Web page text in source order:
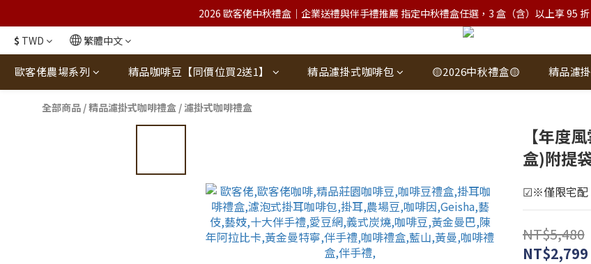
2026 歐客佬中秋禮盒｜企業送禮與伴手禮推薦 指定中秋禮盒任選，3 盒（含）以上享 95
$ TWD 繁體中文
歐客佬農場系列 精品咖啡豆【同價位買2送1】 精品濾掛式咖啡包 🟡2026中秋禮盒🟡 精品濾
全部商品 /精品濾掛式咖啡禮盒 /濾掛式咖啡禮盒
【年度
盒)附提
☑※僅限宅配
NT$5,480
NT$2,799